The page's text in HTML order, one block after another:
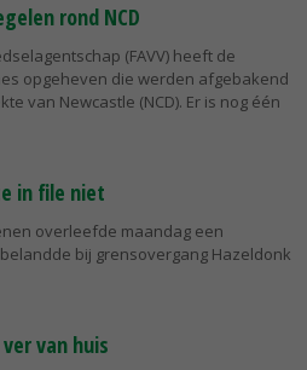
rond NCD
(FAVV) heeft de
opgeheven die werden afgebakend
van Newcastle (NCD). Er is nog één
in file niet
overleefde maandag een
bij grensovergang Hazeldonk
van huis